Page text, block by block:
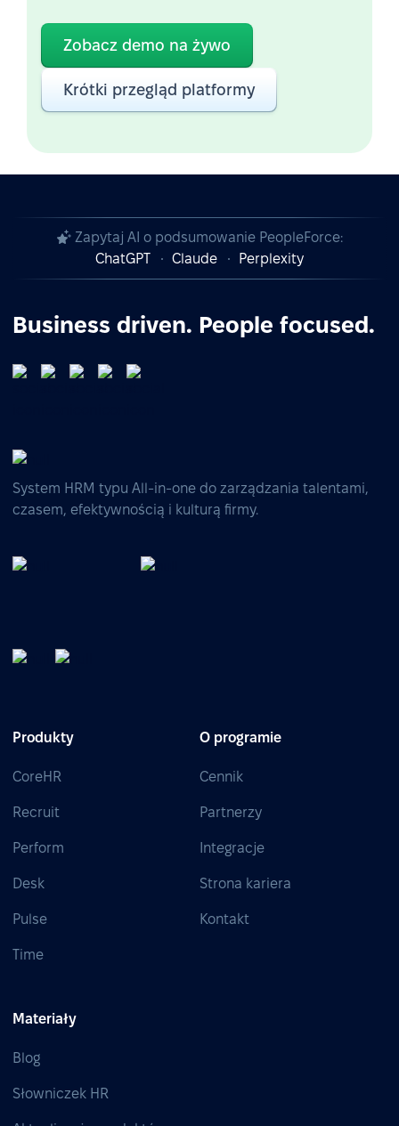
Zobacz demo na żywo
Krótki przegląd platformy
Zapytaj AI o podsumowanie PeopleForce:
ChatGPT
Claude Perplexity
Business driven. People focused.
System HRM typu All-in-one do zarządzania talentami,
czasem, efektywnością i kulturą firmy.
Produkty
CoreHR
Recruit
Perform
Desk
Pulse
Time
O programie
Cennik
Partnerzy
Integracje
Strona kariera
Kontakt
Materiały
Blog
Słowniczek HR